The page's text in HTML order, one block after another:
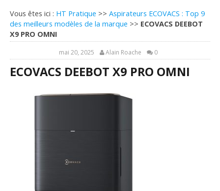
Vous êtes ici : HT Pratique >> Aspirateurs ECOVACS : Top 9
des meilleurs modèles de la marque >> ECOVACS DEEBOT
X9 PRO OMNI
mai 20, 2025 Alain Roache 0
ECOVACS DEEBOT X9 PRO OMNI